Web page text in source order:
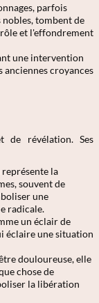
parfois
nobles, tombent de
et l'effondrement
une intervention
croyances
de révélation. Ses
la
souvent de
une
radicale.
un éclair de
éclaire une situation
douloureuse, elle
chose de
la libération